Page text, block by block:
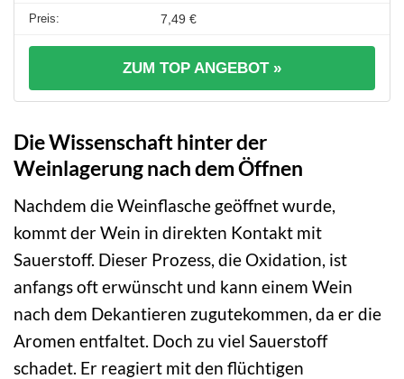
7,49 €
ZUM TOP ANGEBOT »
Die Wissenschaft hinter der
Weinlagerung nach dem Öffnen
Nachdem die Weinflasche geöffnet wurde,
kommt der Wein in direkten Kontakt mit
Sauerstoff. Dieser Prozess, die Oxidation, ist
anfangs oft erwünscht und kann einem Wein
nach dem Dekantieren zugutekommen, da er die
Aromen entfaltet. Doch zu viel Sauerstoff
schadet. Er reagiert mit den flüchtigen